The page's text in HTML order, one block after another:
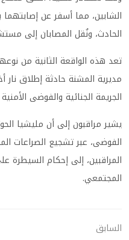
الشابين، مما أسفر عن
الحادث، ونُقل المصابان إلى
مديرية المشنة حادثة إطلاق
الجريمة الجنائية والفوضى
يشير مراقبون إلى أن مليشيا
الفوضى، عبر تشجيع الصراعات
المراقبين، إلى إحكام السيطرة
المجتمعي.
السابق